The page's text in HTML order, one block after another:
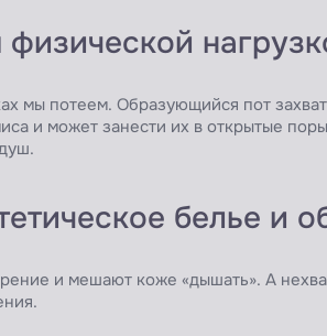
мы потеем. Образующийся пот
и может занести их в открытые
белье и
и мешают коже «дышать». А